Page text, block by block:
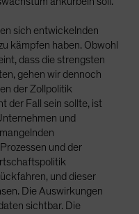
sich entwickelnden
kämpfen haben. Obwohl
dass die strengsten
gehen wir dennoch
der Zollpolitik
der Fall sein sollte, ist
und
und der
und dieser
Die Auswirkungen
sichtbar. Die